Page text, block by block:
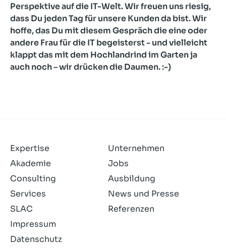
Perspektive auf die IT-Welt. Wir freuen uns riesig,
dass Du jeden Tag für unsere Kunden da bist. Wir
hoffe, das Du mit diesem Gespräch die eine oder
andere Frau für die IT begeisterst - und vielleicht
klappt das mit dem Hochlandrind im Garten ja
auch noch – wir drücken die Daumen. :-)
Expertise
Akademie
Consulting
Services
SLAC
Unternehmen
Jobs
Ausbildung
News und Presse
Referenzen
Impressum
Datenschutz